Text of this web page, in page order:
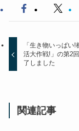
「生き物いっぱい!
活大作戦!」の第2
了しました
関連記事